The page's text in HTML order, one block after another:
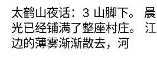
太鹤山夜话：3 山脚下。 晨
光已经铺满了整座村庄。 江
边的薄雾渐渐散去，河